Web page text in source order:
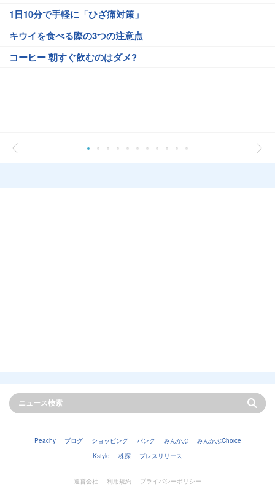
1日10分で手軽に「ひざ痛対策」
キウイを食べる際の3つの注意点
コーヒー 朝すぐ飲むのはダメ?
Peachy ブログ ショッピング バンク みんかぶ
みんかぶChoice
Kstyle
株探 プレスリリース
運営会社 利用規約
プライバシーポリシー